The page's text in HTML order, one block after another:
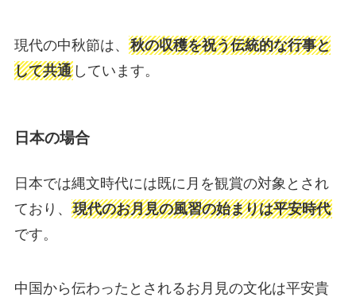
現代の中秋節は、 秋の収穫を祝う伝統的な行事と
して共通しています。
日本の場合
日本では縄文時代には既に月を観賞の対象とされ
ており、 現代のお月見の風習の始まりは平安時代
です。
中国から伝わったとされるお月見の文化は平安貴